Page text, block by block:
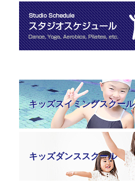
キッズスイミングスクール
キッズダンススクール